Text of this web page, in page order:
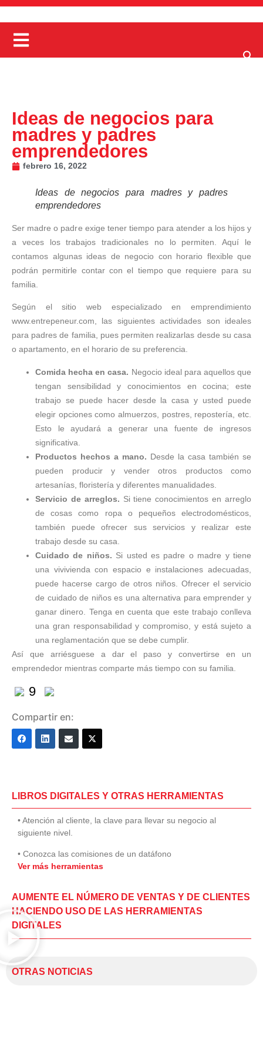
Ideas de negocios para
madres y padres
emprendedores
febrero 16, 2022
Ideas de negocios para madres y padres
emprendedores
Ser madre o padre exige tener tiempo para atender a los hijos y
a veces los trabajos tradicionales no lo permiten. Aquí le
contamos algunas ideas de negocio con horario flexible que
podrán permitirle contar con el tiempo que requiere para su
familia.
Según el sitio web especializado en emprendimiento
www.entrepeneur.com, las siguientes actividades son ideales
para padres de familia, pues permiten realizarlas desde su casa
o apartamento, en el horario de su preferencia.
Comida hecha en casa. Negocio ideal para aquellos que
tengan sensibilidad y conocimientos en cocina; este
trabajo se puede hacer desde la casa y usted puede
elegir opciones como almuerzos, postres, repostería, etc.
Esto le ayudará a generar una fuente de ingresos
significativa.
Productos hechos a mano. Desde la casa también se
pueden producir y vender otros productos como
artesanías, floristería y diferentes manualidades.
Servicio de arreglos. Si tiene conocimientos en arreglo
de cosas como ropa o pequeños electrodomésticos,
también puede ofrecer sus servicios y realizar este
trabajo desde su casa.
Cuidado de niños. Si usted es padre o madre y tiene
una vivivienda con espacio e instalaciones adecuadas,
puede hacerse cargo de otros niños. Ofrecer el servicio
de cuidado de niños es una alternativa para emprender y
ganar dinero. Tenga en cuenta que este trabajo conlleva
una gran responsabilidad y compromiso, y está sujeto a
una reglamentación que se debe cumplir.
Así que arriésguese a dar el paso y convertirse en un
emprendedor mientras comparte más tiempo con su familia.
9
Compartir en:
LIBROS DIGITALES Y OTRAS HERRAMIENTAS
• Atención al cliente, la clave para llevar su negocio al
siguiente nivel.
• Conozca las comisiones de un datáfono
Ver más herramientas
AUMENTE EL NÚMERO DE VENTAS Y DE CLIENTES
HACIENDO USO DE LAS HERRAMIENTAS
DIGITALES
OTRAS NOTICIAS